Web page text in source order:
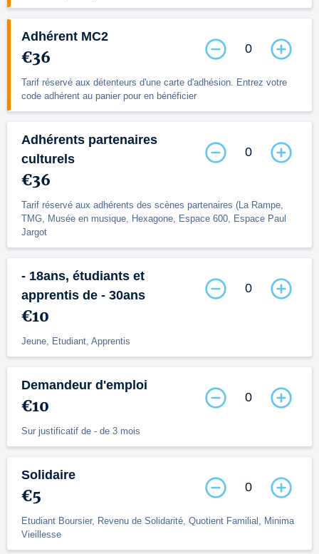
Adhérent MC2
€36
Tarif réservé aux détenteurs d'une carte d'adhésion. Entrez votre
code adhérent au panier pour en bénéficier
0
Adhérents partenaires
culturels
€36
Tarif réservé aux adhérents des scènes partenaires (La Rampe,
TMG, Musée en musique, Hexagone, Espace 600, Espace Paul
Jargot
0
- 18ans, étudiants et
apprentis de - 30ans
€10
Jeune, Etudiant, Apprentis
0
Demandeur d'emploi
€10
Sur justificatif de - de 3 mois
0
Solidaire
€5
Etudiant Boursier, Revenu de Solidarité, Quotient Familial, Minima
Vieillesse
0